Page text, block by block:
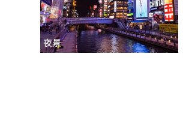
夜景